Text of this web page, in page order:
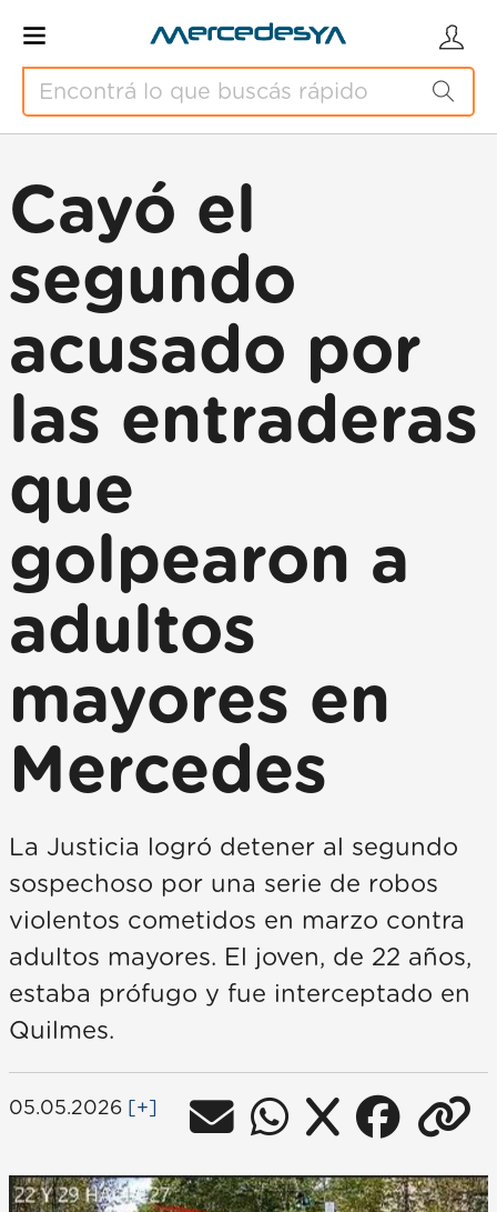
Cayó el
segundo
acusado por
las entraderas
que
golpearon a
adultos
mayores en
Mercedes
La Justicia logró detener al segundo
sospechoso por una serie de robos
violentos cometidos en marzo contra
adultos mayores. El joven, de 22 años,
estaba prófugo y fue interceptado en
Quilmes.
05.05.2026 [+]